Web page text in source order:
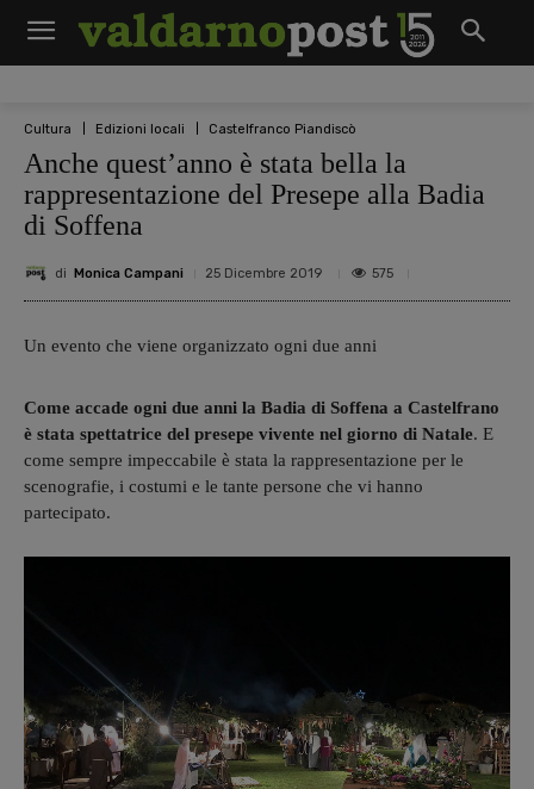
Cultura Edizioni locali Castelfranco Piandiscò
Anche quest’anno è stata bella la
rappresentazione del Presepe alla Badia
di Soffena
di Monica Campani 25 Dicembre 2019 575
Un evento che viene organizzato ogni due anni
Come accade ogni due anni la Badia di Soffena a Castelfrano
è stata spettatrice del presepe vivente nel giorno di Natale. E
come sempre impeccabile è stata la rappresentazione per le
scenografie, i costumi e le tante persone che vi hanno
partecipato.